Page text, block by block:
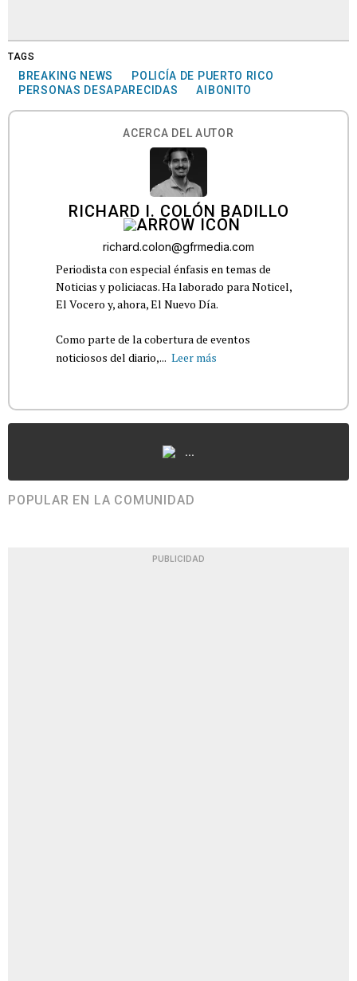
TAGS
BREAKING NEWS
POLICÍA DE PUERTO RICO
PERSONAS DESAPARECIDAS
AIBONITO
ACERCA DEL AUTOR
RICHARD I. COLÓN BADILLO
richard.colon@gfrmedia.com
Periodista con especial énfasis en temas de
Noticias y policiacas. Ha laborado para Noticel,
El Vocero y, ahora, El Nuevo Día.
Como parte de la cobertura de eventos
noticiosos del diario,... Leer más
...
POPULAR EN LA COMUNIDAD
PUBLICIDAD